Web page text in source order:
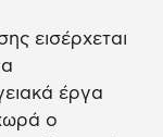
εισέρχεται
έργα
ο